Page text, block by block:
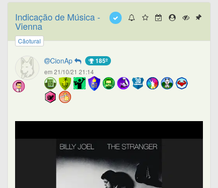
Indicação de Música -
Vienna
Cãotural
CionAp 185º
em 21/10/21 21:14